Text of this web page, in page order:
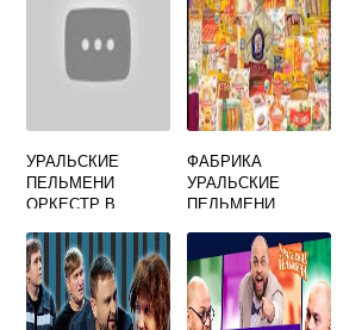
УРАЛЬСКИЕ
ПЕЛЬМЕНИ
ОРКЕСТР В
ФАБРИКА
УРАЛЬСКИЕ
ПЕЛЬМЕНИ